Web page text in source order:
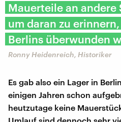
Mauerteile an andere
um daran zu
Berlins überwunden
Ronny Heidenreich, Historiker
Es gab also ein Lager in
einigen Jahren schon
heutzutage keine